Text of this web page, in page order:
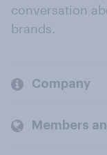
conversation
brands.
Company
Members